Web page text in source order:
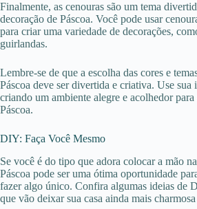
Finalmente, as cenouras são um tema
decoração de Páscoa. Você pode usar
para criar uma variedade de decorações,
guirlandas.
Lembre-se de que a escolha das cores e
Páscoa deve ser divertida e criativa. Use sua
criando um ambiente alegre e acolhedor para
Páscoa.
DIY: Faça Você Mesmo
Se você é do tipo que adora colocar a mão
Páscoa pode ser uma ótima oportunidade
fazer algo único. Confira algumas ideias de
que vão deixar sua casa ainda mais charmosa